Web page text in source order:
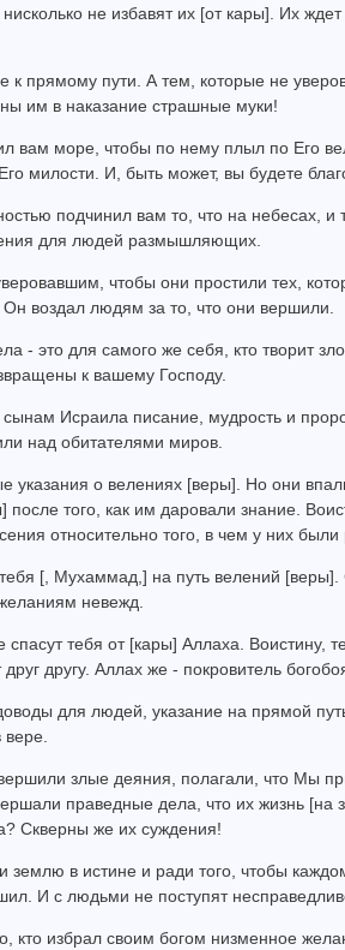
не избавят их [от кары]. Их ждет
к прямому пути. А тем, которые не
им в наказание страшные муки!
вам море, чтобы по нему плыл по Его
милости. И, быть может, вы будете
подчинил вам то, что на небесах, и
для людей размышляющих.
чтобы они простили тех,
воздал людям за то, что они вершили.
- это для самого же себя, кто творит
к вашему Господу.
Исраила писание, мудрость и
над обитателями миров.
указания о велениях [веры]. Но они
после того, как им даровали знание.
относительно того, в чем у них были
[, Мухаммад,] на путь велений
невежд.
тебя от [кары] Аллаха. Воистину,
другу. Аллах же - покровитель
для людей, указание на прямой
злые деяния, полагали, что Мы
праведные дела, что их жизнь [на
Скверны же их суждения!
землю в истине и ради того, чтобы
И с людьми не поступят
кто избрал своим богом низменное